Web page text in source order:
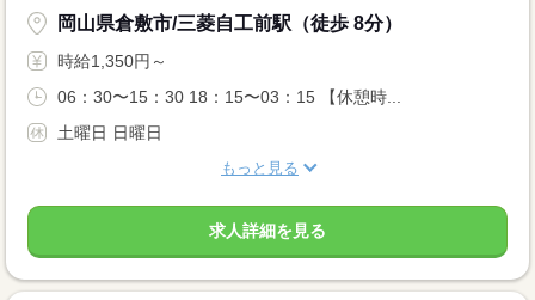
岡山県倉敷市/三菱自工前駅（徒歩 8分）
時給1,350円～
06：30〜15：30 18：15〜03：15 【休憩時...
土曜日 日曜日
もっと見る
求人詳細を見る